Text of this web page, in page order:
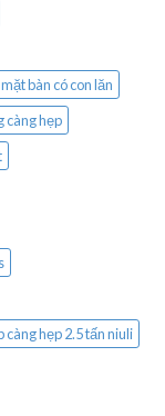
bàn có con lăn
càng hẹp
càng hẹp 2.5 tấn niuli